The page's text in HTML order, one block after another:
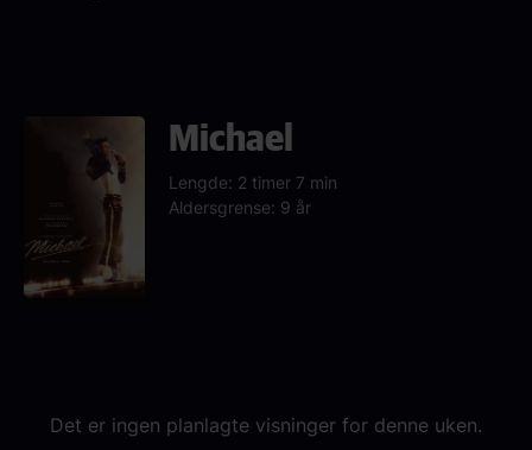
Michael
Lengde: 2 timer 7 min
Aldersgrense: 9 år
Det er ingen planlagte visninger for denne uken.